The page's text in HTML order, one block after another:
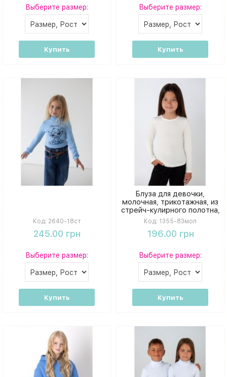
Выберите размер:
Купить
Выберите размер:
Купить
Код: 2640-18ст
245.00 грн
Выберите размер:
Купить
Блуза для девочки,
молочная, трикотажная, из
стрейч-кулирного полотна,
модная и комфортная
Код: 1355-83мол
196.00 грн
Выберите размер:
Купить